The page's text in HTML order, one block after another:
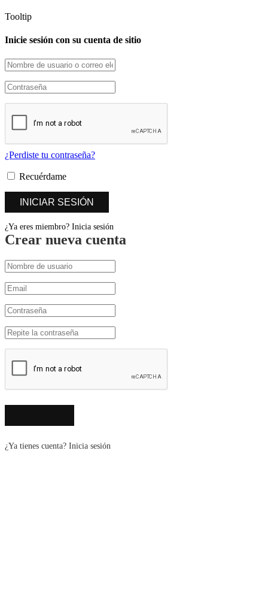
Tooltip
Inicie sesión con su cuenta de sitio
¿Perdiste tu contraseña?
Recuérdame